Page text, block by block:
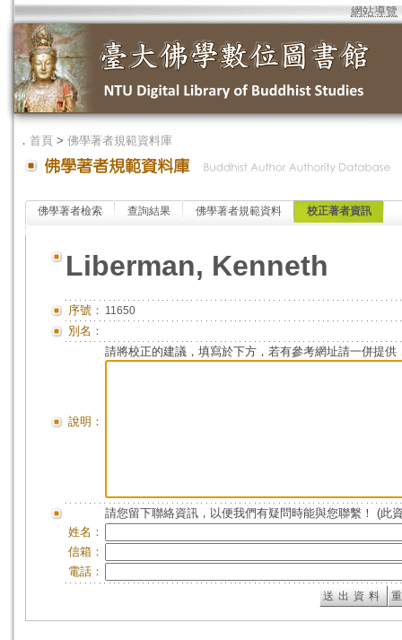
網站導覽
． 首頁 > 佛學著者規範資料庫
佛學著者檢索 查詢結果 佛學著者規範資料 校正著者資訊
Liberman, Kenneth
序號： 11650
別名：
說明：
請將校正的建議，填寫於下方，若有參考網址請一併提供
請您留下聯絡資訊，以便我們有疑問時能與您聯繫！ (此
姓名：
信箱：
電話：